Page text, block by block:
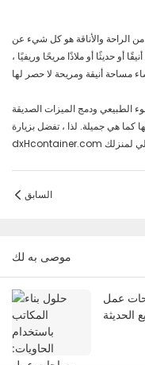
الراحة والأناقة هو كل شيء عن
أو حديثًا أو ملاذًا مريحًا وريفيًا ،
الطبيعي ودمج الميزات الصديقة
كما هي جميلة. لذا ، تفضل بزيارة
السابق
موصى به لك
عمل
الحديثة